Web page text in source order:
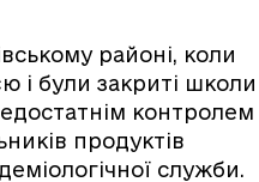
районі, коли
і були закриті школи
контролем
продуктів
служби.